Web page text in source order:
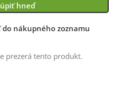
hneď
do nákupného zoznamu
prezerá tento produkt.